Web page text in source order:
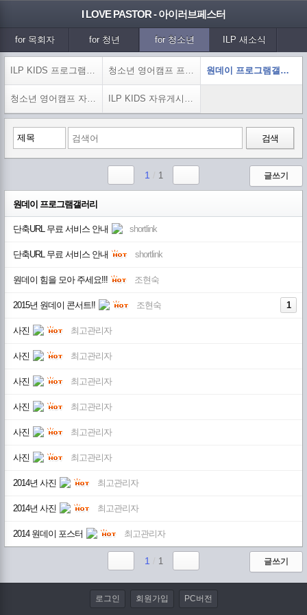
I LOVE PASTOR - 아이러브페스터
for 목회자 for 청년 for 청소년 ILP 새소식
ILP USA 커뮤니
티
ILP KIDS 프로그램갤러리 (15) 청소년 영어캠프 프로그램갤러리 (1) 원데이 프로그램갤러리 (13)
청소년 영어캠프 자유게시판 (1) ILP KIDS 자유게시판 (11)
검색
1 1 글쓰기
원데이 프로그램갤러리
단축URL 무료 서비스 안내 shortlink
단축URL 무료 서비스 안내 shortlink
원데이 힘을 모아 주세요!!! 조현숙
2015년 원데이 콘서트!! 조현숙 1
사진 최고관리자
사진 최고관리자
사진 최고관리자
사진 최고관리자
사진 최고관리자
사진 최고관리자
2014년 사진 최고관리자
2014년 사진 최고관리자
2014 원데이 포스터 최고관리자
1 1 글쓰기
로그인 회원가입 PC버전